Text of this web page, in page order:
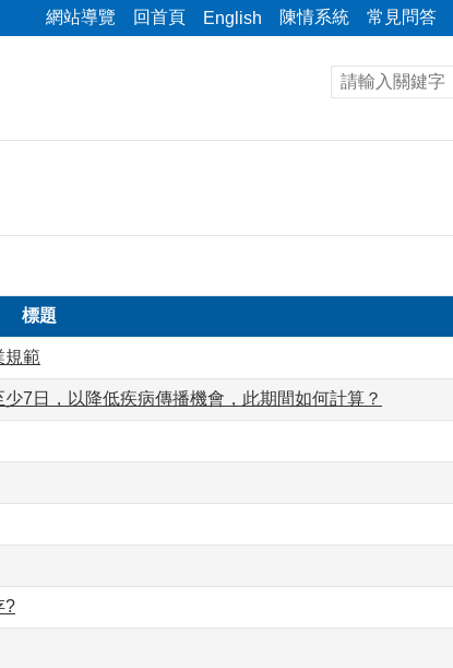
網站導覽 回首頁 English 陳情系統 常見問答
標題
規範
7日，以降低疾病傳播機會，此期間如何計算？
?